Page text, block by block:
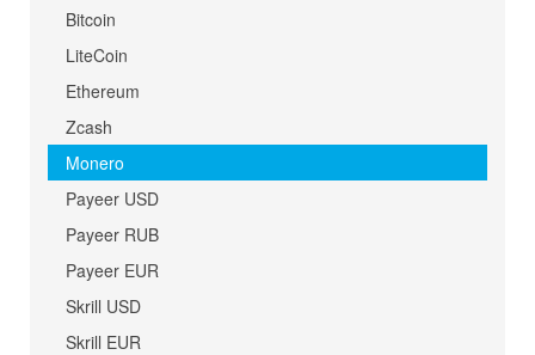
Bitcoin
LiteCoin
Ethereum
Zcash
Monero
Payeer USD
Payeer RUB
Payeer EUR
Skrill USD
Skrill EUR